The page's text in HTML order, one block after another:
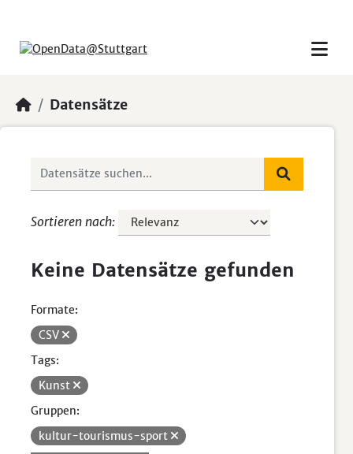
Datensätze
Sortieren nach
Keine Datensätze gefunden
Formate:
CSV
Tags:
Kunst
Gruppen:
kultur-tourismus-sport